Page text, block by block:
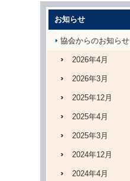
お知らせ
協会からのお知らせ
2026年4月
2026年3月
2025年12月
2025年4月
2025年3月
2024年12月
2024年4月